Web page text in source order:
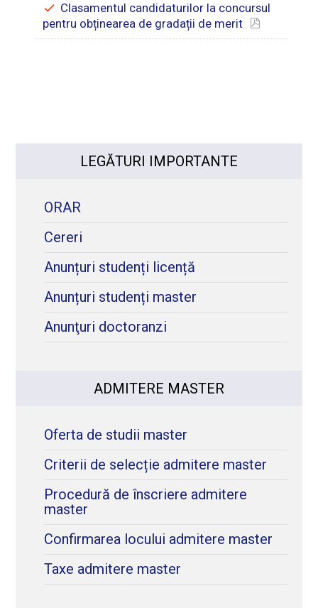
Clasamentul candidaturilor la concursul
pentru obținearea de gradații de merit
LEGĂTURI IMPORTANTE
ORAR
Cereri
Anunțuri studenți licență
Anunțuri studenți master
Anunţuri doctoranzi
ADMITERE MASTER
Oferta de studii master
Criterii de selecție admitere master
Procedură de înscriere admitere
master
Confirmarea locului admitere master
Taxe admitere master